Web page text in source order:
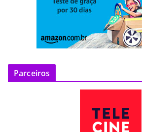
Parceiros